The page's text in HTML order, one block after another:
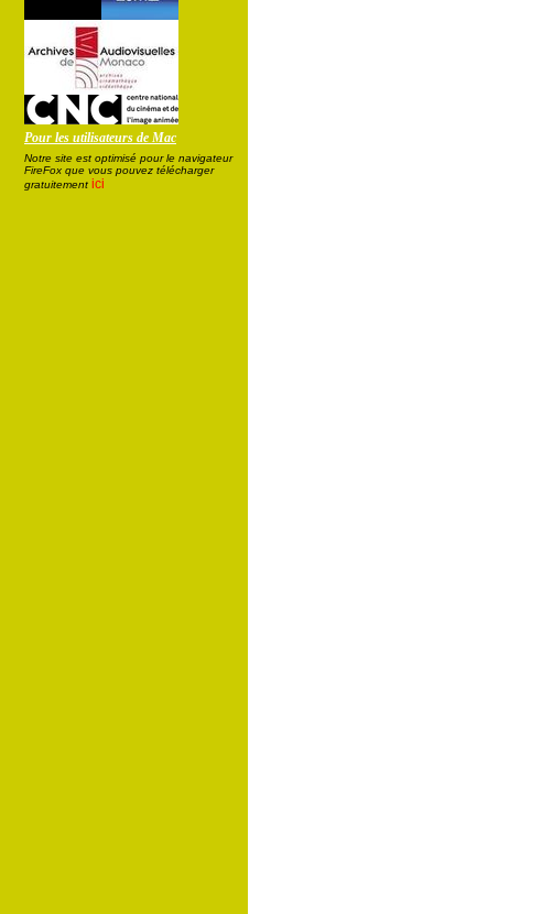
Pour les utilisateurs de Mac
Notre site est optimisé pour le navigateur
FireFox que vous pouvez télécharger
gratuitement ici